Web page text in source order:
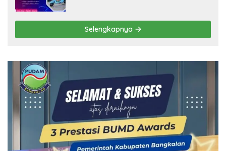
Selengkapnya